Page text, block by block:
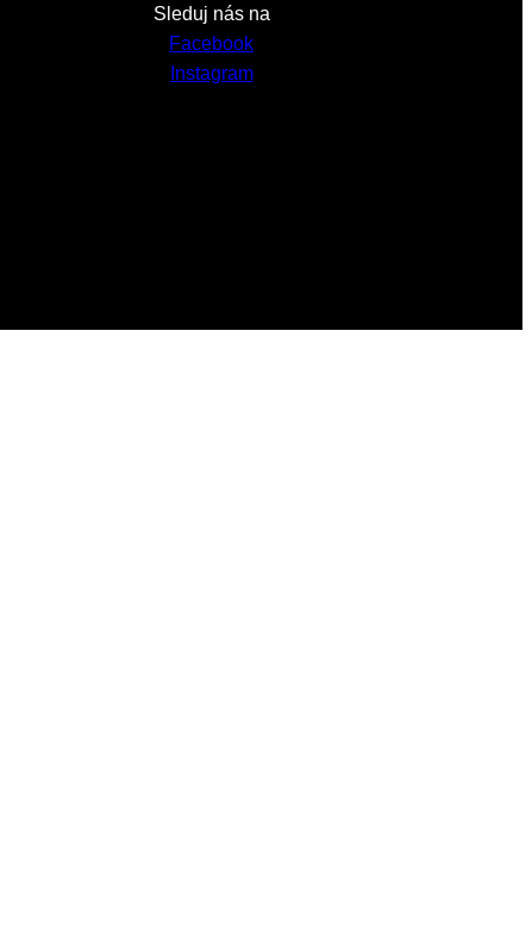
Sleduj nás na
Facebook
Instagram